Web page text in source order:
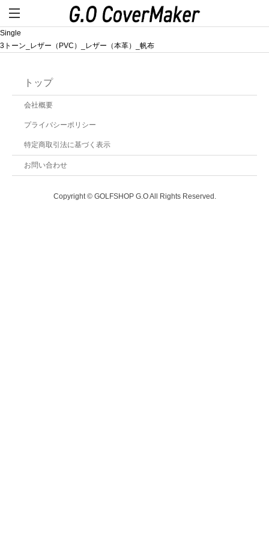
Single
3トーン_レザー（PVC）_レザー（本革）_帆布
トップ
会社概要
プライバシーポリシー
特定商取引法に基づく表示
お問い合わせ
Copyright © GOLFSHOP G.O All Rights Reserved.